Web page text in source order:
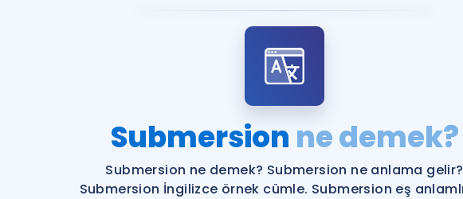
YDS ve YÖKDİL
YDS ve YÖKDİL'e
Submersion ne demek?
Submersion ne demek? Submersion ne anlama gelir?
Submersion İngilizce örnek cümle. Submersion eş